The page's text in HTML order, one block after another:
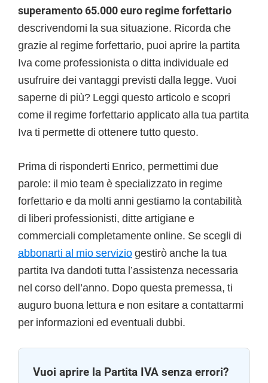
superamento 65.000 euro regime forfettario
descrivendomi la sua situazione. Ricorda che
grazie al regime forfettario, puoi aprire la partita
Iva come professionista o ditta individuale ed
usufruire dei vantaggi previsti dalla legge. Vuoi
saperne di più? Leggi questo articolo e scopri
come il regime forfettario applicato alla tua partita
Iva ti permette di ottenere tutto questo.
Prima di risponderti Enrico, permettimi due
parole: il mio team è specializzato in regime
forfettario e da molti anni gestiamo la contabilità
di liberi professionisti, ditte artigiane e
commerciali completamente online. Se scegli di
abbonarti al mio serviziogestirò anche la tua
partita Iva dandoti tutta l’assistenza necessaria
nel corso dell’anno. Dopo questa premessa, ti
auguro buona lettura e non esitare a contattarmi
per informazioni ed eventuali dubbi.
Vuoi aprire la Partita IVA senza errori?